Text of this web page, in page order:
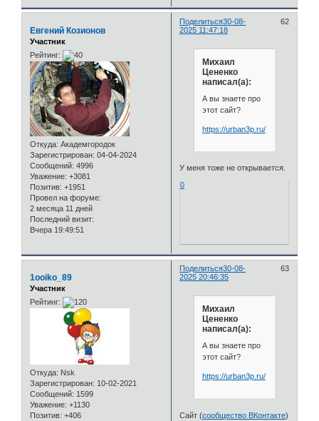
Поделиться 62
30-08-
2025 11:47:18
Евгений Козионов
Участник
Рейтинг:
Откуда: Академгородок
Зарегистрирован: 04-04-2024
Сообщений: 4996
Уважение: +3081
Позитив: +1951
Провел на форуме:
2 месяца 11 дней
Последний визит:
Вчера 19:49:51
Михаил
Цененко
написал(а):
А вы знаете про
этот сайт?
https://urban3p.ru/
У меня тоже не открывается.
0
Поделиться 63
30-08-
2025 20:46:35
1ooiko_89
Участник
Рейтинг:
Откуда: Nsk
Зарегистрирован: 10-02-2021
Сообщений: 1599
Уважение: +1130
Позитив: +406
Михаил
Цененко
написал(а):
А вы знаете про
этот сайт?
https://urban3p.ru/
Сайт (сообщество ВКонтакте)